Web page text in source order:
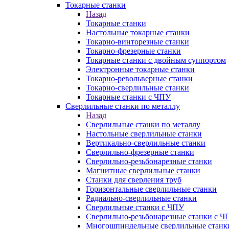
Токарные станки
Назад
Токарные станки
Настольные токарные станки
Токарно-винторезные станки
Токарно-фрезерные станки
Токарные станки с двойным суппортом
Электронные токарные станки
Токарно-револьверные станки
Токарно-сверлильные станки
Токарные станки с ЧПУ
Сверлильные станки по металлу
Назад
Сверлильные станки по металлу
Настольные сверлильные станки
Вертикально-сверлильные станки
Сверлильно-фрезерные станки
Сверлильно-резьбонарезные станки
Магнитные сверлильные станки
Станки для сверления труб
Горизонтальные сверлильные станки
Радиально-сверлильные станки
Сверлильные станки с ЧПУ
Сверлильно-резьбонарезные станки с
Многошпиндельные сверлильные